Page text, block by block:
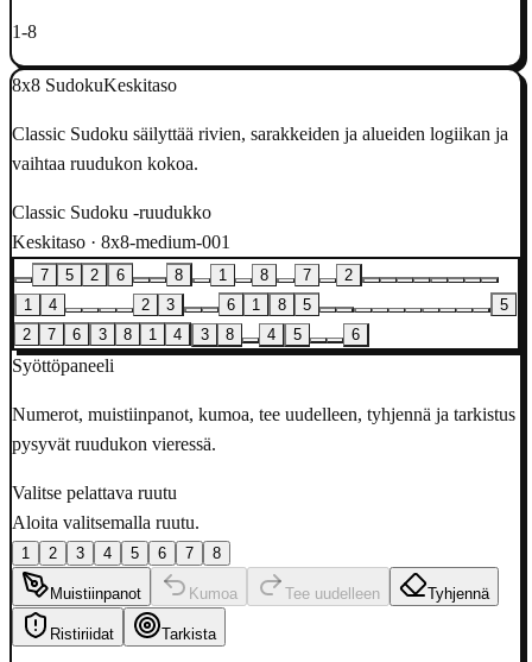
1-8
8x8 SudokuKeskitaso
Classic Sudoku säilyttää rivien, sarakkeiden ja alueiden logiikan ja
vaihtaa ruudukon kokoa.
Classic Sudoku -ruudukko
Keskitaso · 8x8-medium-001
7 5 2 6 8 1 8 7
2
1
4 2 3 6 1 8 5
5
2
7 6 3 8 1 4 3 8 4 5 6
Syöttöpaneeli
Numerot, muistiinpanot, kumoa, tee uudelleen, tyhjennä ja tarkistus
pysyvät ruudukon vieressä.
Valitse pelattava ruutu
Aloita valitsemalla ruutu.
1 2 3 4 5 6 7 8
Muistiinpanot Kumoa Tee uudelleen Tyhjennä
Ristiriidat Tarkista